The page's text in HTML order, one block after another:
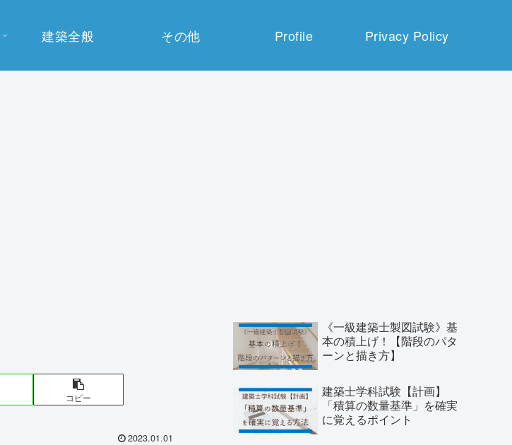
建築全般 その他 Profile Privacy Policy
コピー
2023.01.01
《一級建築士製図試験》基
本の積上げ！【階段のパタ
ーンと描き方】
建築士学科試験【計画】
「積算の数量基準」を確実
に覚えるポイント